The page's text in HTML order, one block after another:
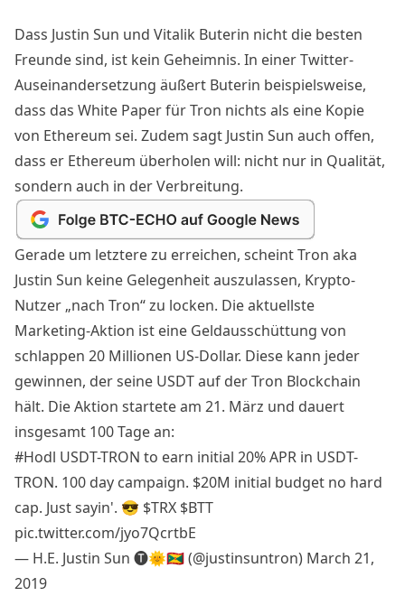
Dass Justin Sun und Vitalik Buterin nicht die besten
Freunde sind, ist kein Geheimnis. In einerTwitter-
Auseinandersetzung äußert Buterin beispielsweise,
dass das White Paper für Tron nichts als eine Kopie
von Ethereum sei. Zudem sagt Justin Sun auch offen,
dass er Ethereum überholen will: nicht nur in Qualität,
sondern auch in der Verbreitung.
Gerade um letztere zu erreichen, scheint Tron aka
Justin Sun keine Gelegenheit auszulassen, Krypto-
Nutzer „nach Tron“ zu locken. Die aktuellste
Marketing-Aktion ist eine Geldausschüttung von
schlappen 20 Millionen US-Dollar. Diese kann jeder
gewinnen, der seine USDT auf der Tron Blockchain
hält. Die Aktion startete am 21. März und dauert
insgesamt 100 Tage an:
#Hodl USDT-TRON to earn initial 20% APR in USDT-
TRON. 100 day campaign. $20M initial budget no hard
cap. Just sayin'. 😎 $TRX $BTT
pic.twitter.com/jyo7QcrtbE
— H.E. Justin Sun 🅣🌞🇬🇩 (@justinsuntron) March 21,
2019